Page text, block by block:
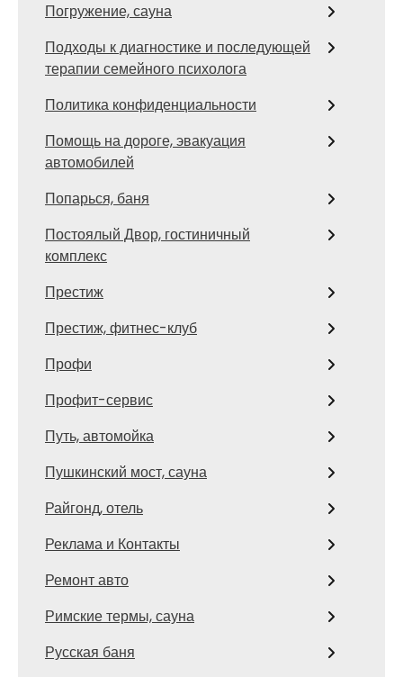
Погружение, сауна
Подходы к диагностике и последующей
терапии семейного психолога
Политика конфиденциальности
Помощь на дороге, эвакуация
автомобилей
Попарься, баня
Постоялый Двор, гостиничный
комплекс
Престиж
Престиж, фитнес-клуб
Профи
Профит-сервис
Путь, автомойка
Пушкинский мост, сауна
Райгонд, отель
Реклама и Контакты
Ремонт авто
Римские термы, сауна
Русская баня